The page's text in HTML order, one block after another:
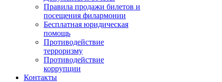
Правила продажи билетов и
посещения филармонии
Бесплатная юридическая
помощь
Противодействие
терроризму
Противодействие
коррупции
Контакты